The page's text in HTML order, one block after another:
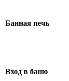
Банная печь
Вход в баню